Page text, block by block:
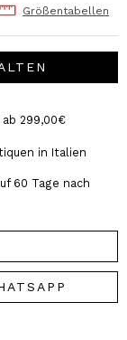
Größentabellen
299,00€
in Italien
60 Tage nach